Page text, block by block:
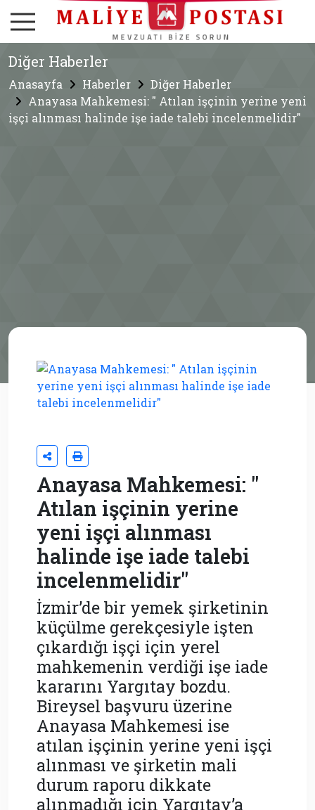
Diğer Haberler
Anasayfa Haberler
Diğer Haberler
Anayasa Mahkemesi: " Atılan işçinin yerine yeni
işçi alınması halinde işe iade talebi incelenmelidir"
Anayasa Mahkemesi: "
Atılan işçinin yerine
yeni işçi alınması
halinde işe iade talebi
incelenmelidir"
İzmir’de bir yemek şirketinin
küçülme gerekçesiyle işten
çıkardığı işçi için yerel
mahkemenin verdiği işe iade
kararını Yargıtay bozdu.
Bireysel başvuru üzerine
Anayasa Mahkemesi ise
atılan işçinin yerine yeni işçi
alınması ve şirketin mali
durum raporu dikkate
alınmadığı için Yargıtay’a